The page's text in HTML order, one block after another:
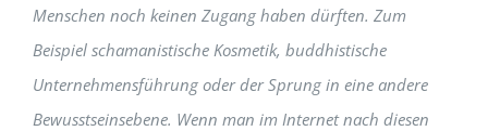
Menschen noch keinen Zugang haben dürften. Zum
Beispiel schamanistische Kosmetik, buddhistische
Unternehmensführung oder der Sprung in eine andere
Bewusstseinsebene. Wenn man im Internet nach diesen